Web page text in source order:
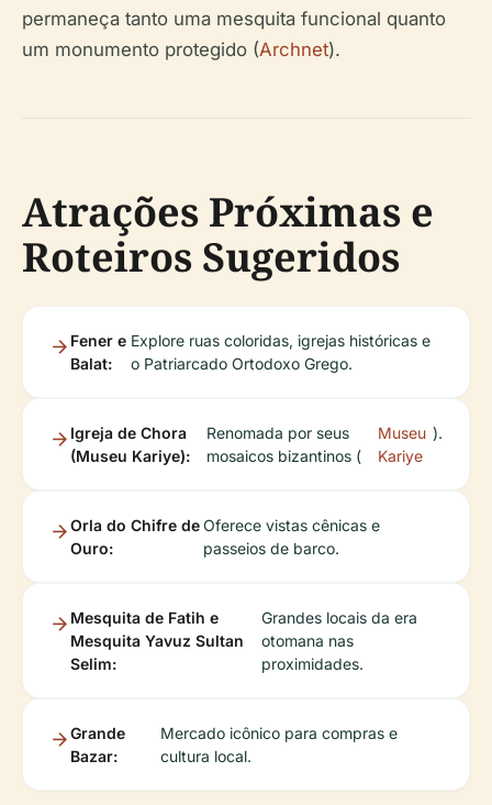
permaneça tanto uma mesquita funcional quanto
um monumento protegido (Archnet).
Atrações Próximas e
Roteiros Sugeridos
Fener e
Balat:
Explore ruas coloridas, igrejas históricas e
o Patriarcado Ortodoxo Grego.
Igreja de Chora
(Museu Kariye):
Renomada por seus
mosaicos bizantinos (
Museu
Kariye
).
Orla do Chifre de
Ouro:
Oferece vistas cênicas e
passeios de barco.
Mesquita de Fatih e
Mesquita Yavuz Sultan
Selim:
Grandes locais da era
otomana nas
proximidades.
Grande
Bazar:
Mercado icônico para compras e
cultura local.